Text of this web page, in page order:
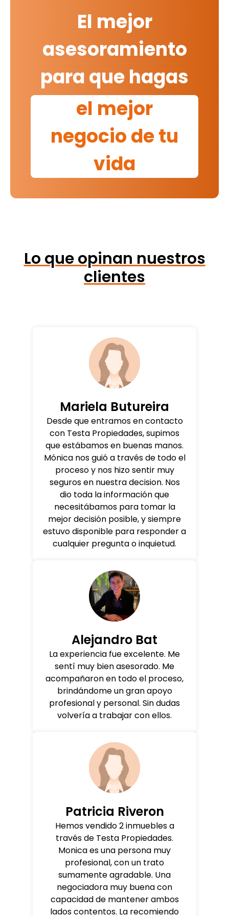
El mejor
asesoramiento
para que hagas
el mejor
negocio de tu
vida
Lo que opinan nuestros
clientes
Mariela Butureira
Desde que entramos en contacto
con Testa Propiedades, supimos
que estábamos en buenas manos.
Mónica nos guió a través de todo el
proceso y nos hizo sentir muy
seguros en nuestra decision. Nos
dio toda la información que
necesitábamos para tomar la
mejor decisión posible, y siempre
estuvo disponible para responder a
cualquier pregunta o inquietud.
Alejandro Bat
La experiencia fue excelente. Me
sentí muy bien asesorado. Me
acompañaron en todo el proceso,
brindándome un gran apoyo
profesional y personal. Sin dudas
volvería a trabajar con ellos.
Patricia Riveron
Hemos vendido 2 inmuebles a
través de Testa Propiedades.
Monica es una persona muy
profesional, con un trato
sumamente agradable. Una
negociadora muy buena con
capacidad de mantener ambos
lados contentos. La recomiendo